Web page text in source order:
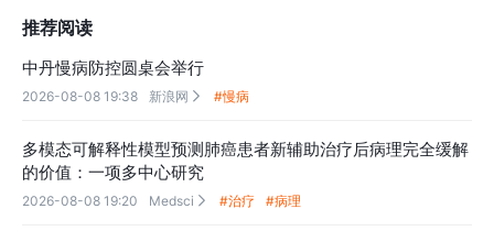
推荐阅读
中丹慢病防控圆桌会举行
2026-08-08 19:38 新浪网  #慢病
多模态可解释性模型预测肺癌患者新辅助治疗后病理完全缓解
的价值：一项多中心研究
2026-08-08 19:20 Medsci  #治疗 #病理